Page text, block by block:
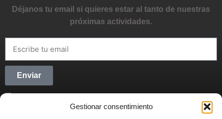
Gestionar consentimiento
Déjanos tu email si quieres estar al tanto de nuestras
próximas actividades.
Enviar